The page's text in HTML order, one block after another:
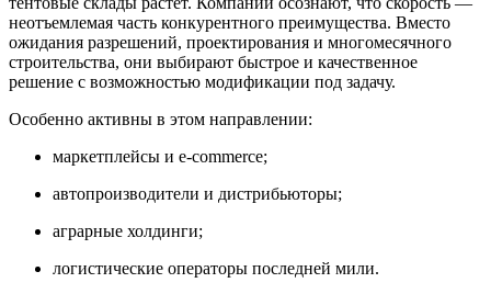
неотъемлемая часть конкурентного преимущества. Вместо
ожидания разрешений, проектирования и многомесячного
строительства, они выбирают быстрое и качественное
решение с возможностью модификации под задачу.
Особенно активны в этом направлении:
маркетплейсы и e-commerce;
автопроизводители и дистрибьюторы;
аграрные холдинги;
логистические операторы последней мили.